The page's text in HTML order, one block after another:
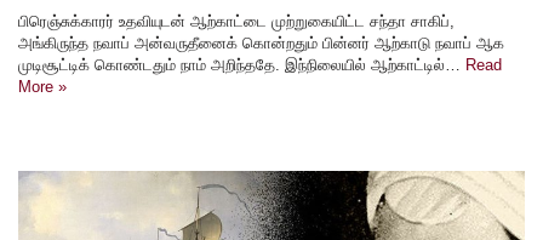
பிரெஞ்சுக்காரர் உதவியுடன் ஆற்காட்டை முற்றுகையிட்ட சந்தா சாகிப்,
அங்கிருந்த நவாப் அன்வருதீனைக் கொன்றதும் பின்னர் ஆற்காடு நவாப் ஆக
முடிசூட்டிக் கொண்டதும் நாம் அறிந்ததே. இந்நிலையில் ஆற்காட்டில்… Read
More »